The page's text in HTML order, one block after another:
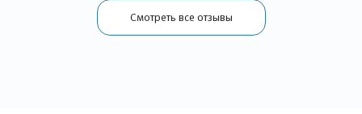
Смотреть все отзывы